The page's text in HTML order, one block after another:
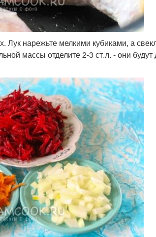
Лук нарежьте мелкими кубиками, а
массы отделите 2-3 ст.л. - они будут